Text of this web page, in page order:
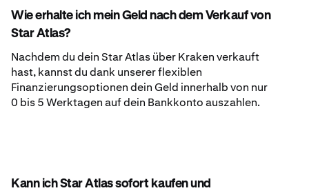
Wie erhalte ich mein Geld nach dem Verkauf von
Star Atlas?
Nachdem du dein Star Atlas über Kraken verkauft
hast, kannst du dank unserer flexiblen
Finanzierungsoptionen dein Geld innerhalb von nur
0 bis 5 Werktagen auf dein Bankkonto auszahlen.
Kann ich Star Atlas sofort kaufen und